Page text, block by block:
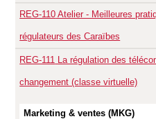
REG-110 Atelier - Meilleures
régulateurs des Caraïbes
REG-111 La régulation des
changement (classe virtuelle)
Marketing & ventes (MKG)